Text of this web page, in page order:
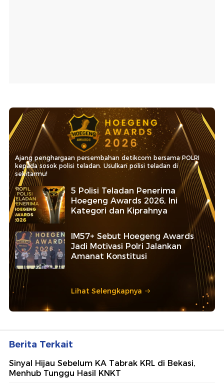
Ajang penghargaan persembahan detikcom bersama POLRI
kepada sosok polisi teladan. Usulkan polisi teladan di
sekitarmu!
5 Polisi Teladan Penerima
Hoegeng Awards 2026, Ini
Kategori dan Kiprahnya
IM57+ Sebut Hoegeng Awards
Jadi Motivasi Polri Jalankan
Amanat Konstitusi
Lihat Selengkapnya
Berita Terkait
Sinyal Hijau Sebelum KA Tabrak KRL di Bekasi,
Menhub Tunggu Hasil KNKT